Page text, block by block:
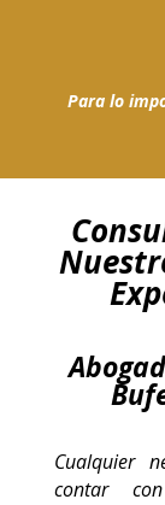
Para lo
Cualquier
contar